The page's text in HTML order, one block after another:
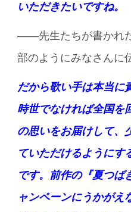
いただきたいですね。
――先生たちが書かれ
部のようにみなさんに
だから歌い手は本当に
時世でなければ全国を
の思いをお届けして、
ていただけるようにす
です。前作の『夏つば
ャンペーンにうかがえ